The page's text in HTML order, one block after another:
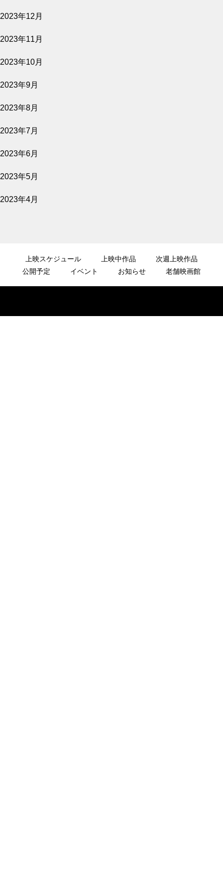
平行と垂直
2023年12月
2023年11月
2023年10月
2023年9月
2023年8月
2023年7月
2023年6月
2023年5月
2023年4月
上映スケジュール 上映中作品
次週上映作品
公開予定
イベント お知らせ 老舗映画館